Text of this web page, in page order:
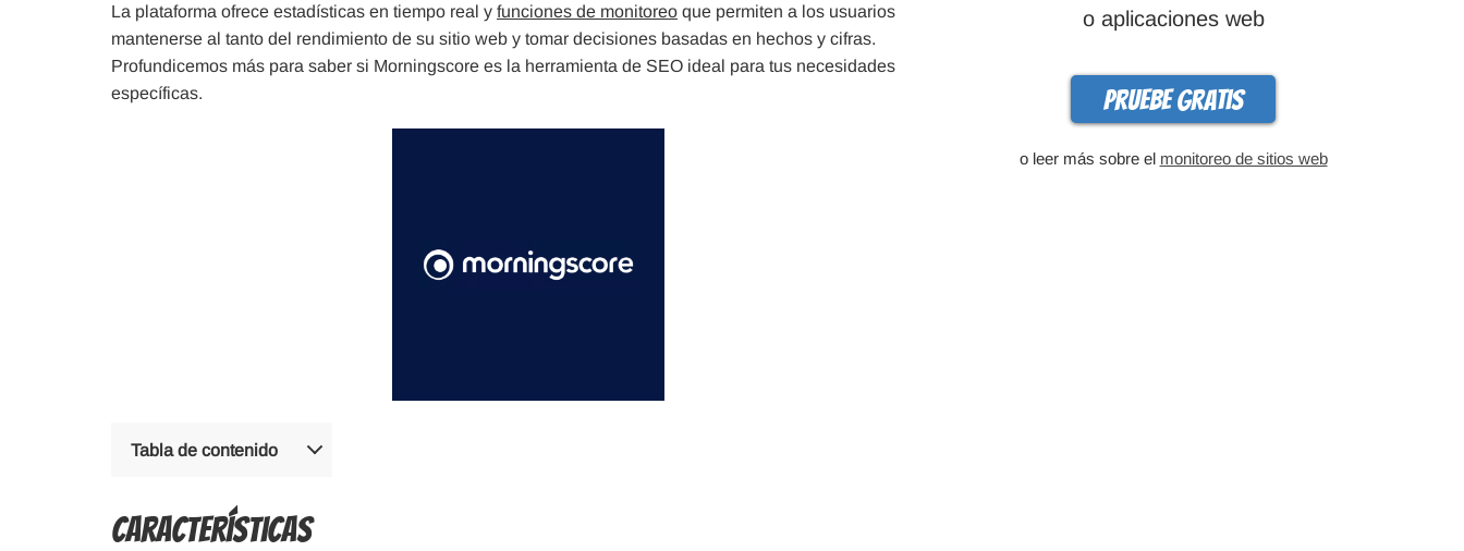
La plataforma ofrece estadísticas en tiempo real y funciones de monitoreo que permiten a los usuarios
mantenerse al tanto del rendimiento de su sitio web y tomar decisiones basadas en hechos y cifras.
Profundicemos más para saber si Morningscore es la herramienta de SEO ideal para tus necesidades
específicas.
Tabla de contenido
Características
o aplicaciones web
Pruebe gratis
o leer más sobre el monitoreo de sitios web